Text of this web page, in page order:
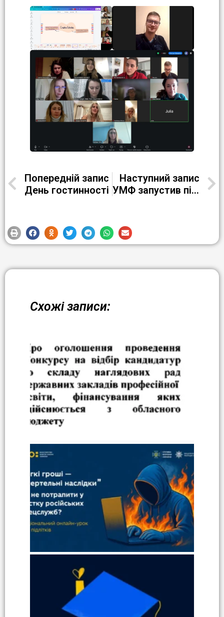
Попередній запис
День гостинності
Наступний запис
УМФ запустив підтримку для людей, які працюють із молоддю й щодня бачать, як важливо допомогти їй знайти себе: у професії, у нових навичках, у житті
Схожі записи: